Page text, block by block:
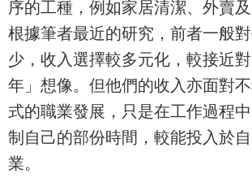
序的工種，例如家居清潔、外賣及
根據筆者最近的研究，前者一般
少，收入選擇較多元化，較接近
年」想像。但他們的收入亦面對
式的職業發展，只是在工作過程
制自己的部份時間，較能投入於
業。